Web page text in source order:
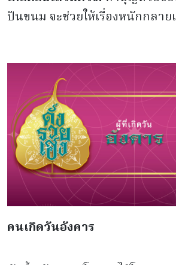
ปันขนม จะช่วยให้เรื่องหนักกลาย
คนเกิดวันอังคาร